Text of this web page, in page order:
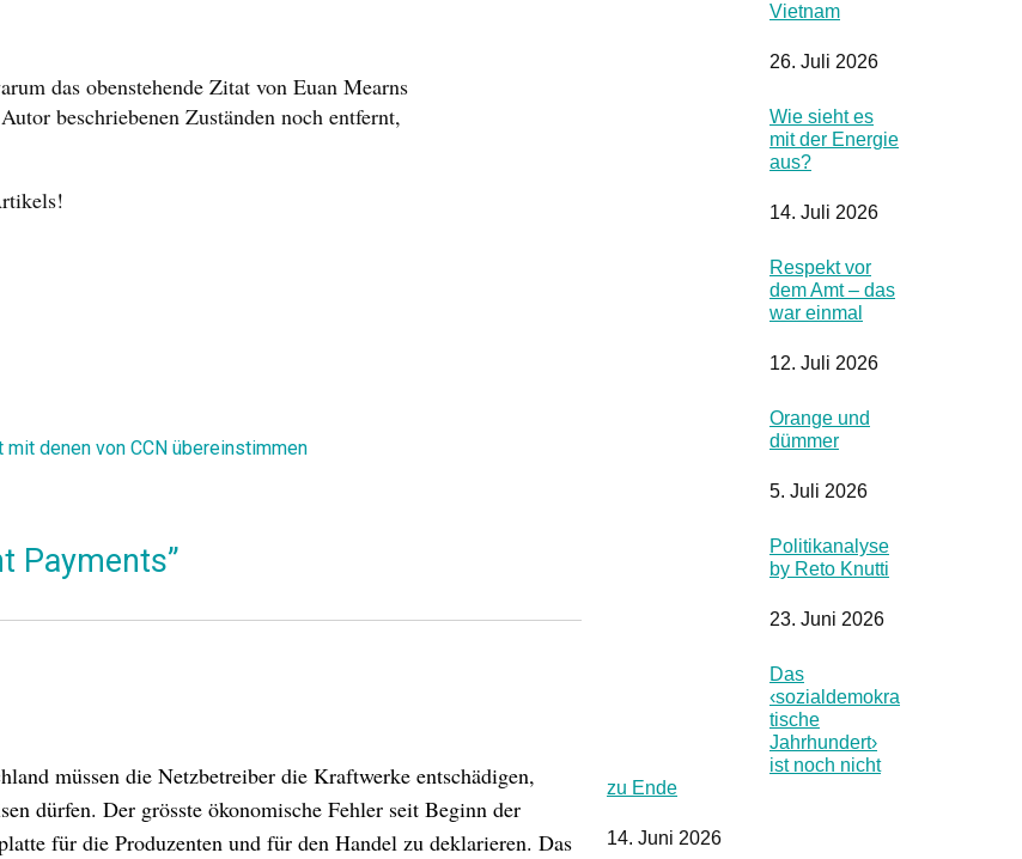
das obenstehende Zitat von Euan Mearns
beschriebenen Zuständen noch entfernt,
denen von CCN übereinstimmen
Payments”
müssen die Netzbetreiber die Kraftwerke entschädigen,
dürfen. Der grösste ökonomische Fehler seit Beginn der
für die Produzenten und für den Handel zu deklarieren. Das
Vietnam
26. Juli 2026
Wie sieht es
mit der Energie
aus?
14. Juli 2026
Respekt vor
dem Amt – das
war einmal
12. Juli 2026
Orange und
dümmer
5. Juli 2026
Politikanalyse
by Reto Knutti
23. Juni 2026
Das
‹sozialdemokra
tische
Jahrhundert›
ist noch nicht
zu Ende
14. Juni 2026